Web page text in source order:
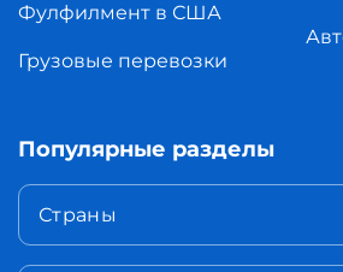
Фулфилмент в США
Грузовые перевозки
Популярные разделы
Страны